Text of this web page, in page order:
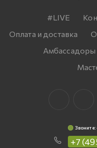
#LIVE
Оплата и доставка
О
Амбассадоры
+7